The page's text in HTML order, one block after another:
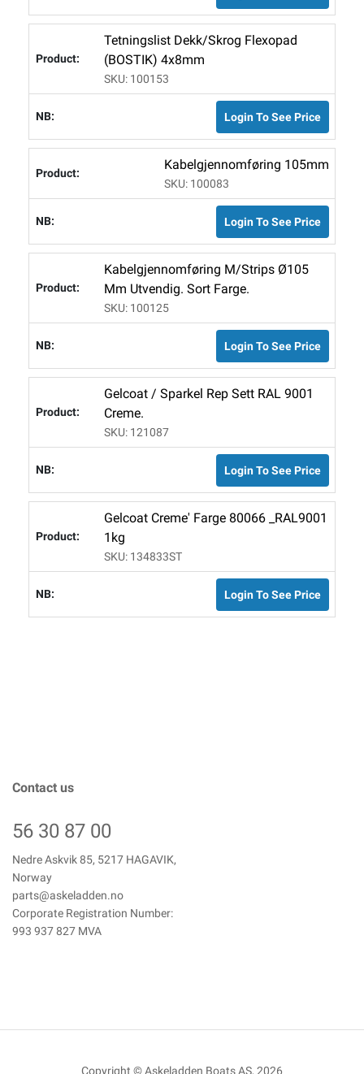
Tetningslist Dekk/Skrog Flexopad
(BOSTIK) 4x8mm
SKU: 100153
Login To See Price
Kabelgjennomføring 105mm
SKU: 100083
Login To See Price
Kabelgjennomføring M/strips Ø105
Mm Utvendig. Sort Farge.
SKU: 100125
Login To See Price
Gelcoat / Sparkel Rep Sett RAL 9001
Creme.
SKU: 121087
Login To See Price
Gelcoat Creme' Farge 80066 _RAL9001
1kg
SKU: 134833ST
Login To See Price
Contact us
56 30 87 00
Nedre Askvik 85, 5217 HAGAVIK,
Norway
parts@askeladden.no
Corporate Registration Number:
993 937 827 MVA
Copyright © Askeladden Boats AS, 2026